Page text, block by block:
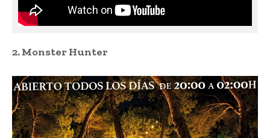
2. Monster Hunter